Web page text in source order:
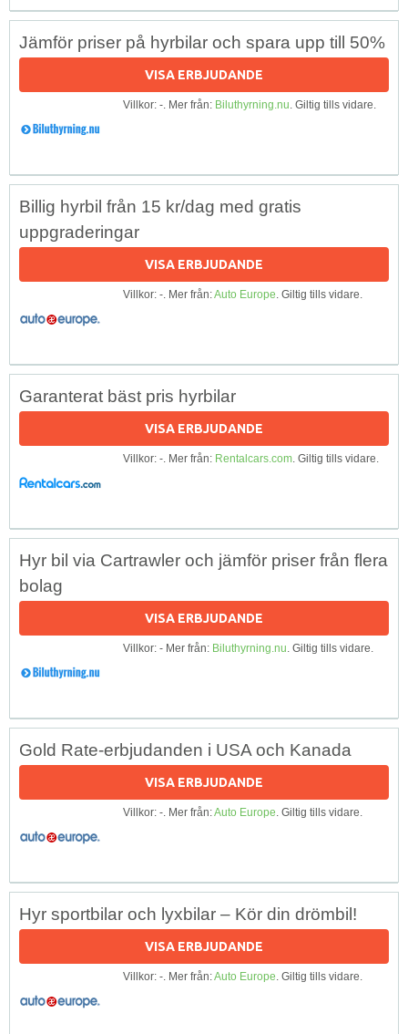
Jämför priser på hyrbilar och spara upp till 50%
VISA ERBJUDANDE
Villkor: -. Mer från: Biluthyrning.nu. Giltig tills vidare.
Billig hyrbil från 15 kr/dag med gratis
uppgraderingar
VISA ERBJUDANDE
Villkor: -. Mer från:Auto Europe. Giltig tills vidare.
Garanterat bäst pris hyrbilar
VISA ERBJUDANDE
Villkor: -. Mer från: Rentalcars.com. Giltig tills vidare.
Hyr bil via Cartrawler och jämför priser från flera
bolag
VISA ERBJUDANDE
Villkor: - Mer från: Biluthyrning.nu. Giltig tills vidare.
Gold Rate-erbjudanden i USA och Kanada
VISA ERBJUDANDE
Villkor: -. Mer från:Auto Europe. Giltig tills vidare.
Hyr sportbilar och lyxbilar – Kör din drömbil!
VISA ERBJUDANDE
Villkor: -. Mer från:Auto Europe. Giltig tills vidare.